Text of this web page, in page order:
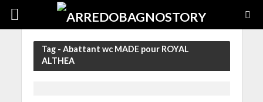
Tag - Abattant wc MADE pour ROYAL
ALTHEA